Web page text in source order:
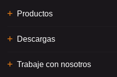
Productos
Descargas
Trabaje con nosotros